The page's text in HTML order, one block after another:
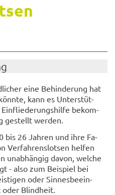
eine Be­hin­de­rung hat
kann es Un­ter­stüt­
Ein­flie­de­rungs­hil­fe be­kom­
ge­stellt wer­den.
bis 26 Jah­ren und ihre Fa­
Ver­fah­rens­lot­sen hel­fen
un­ab­hän­gig davon, wel­che
- also zum Bei­spiel bei
oder Sin­nes­be­ein­
oder Blind­heit.